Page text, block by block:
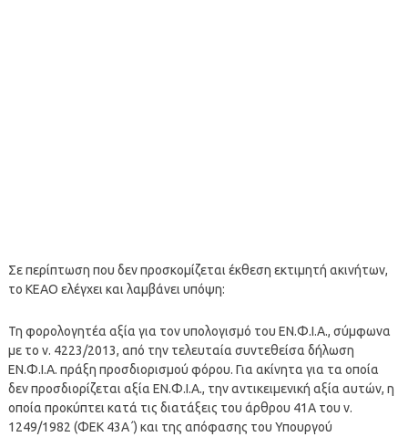
Σε περίπτωση που δεν προσκομίζεται έκθεση εκτιμητή ακινήτων,
το ΚΕΑΟ ελέγχει και λαμβάνει υπόψη:
Τη φορολογητέα αξία για τον υπολογισμό του ΕΝ.Φ.Ι.Α., σύμφωνα
με το ν. 4223/2013, από την τελευταία συντεθείσα δήλωση
ΕΝ.Φ.Ι.Α. πράξη προσδιορισμού φόρου. Για ακίνητα για τα οποία
δεν προσδιορίζεται αξία ΕΝ.Φ.Ι.Α., την αντικειμενική αξία αυτών, η
οποία προκύπτει κατά τις διατάξεις του άρθρου 41Α του ν.
1249/1982 (ΦΕΚ 43Α΄) και της απόφασης του Υπουργού